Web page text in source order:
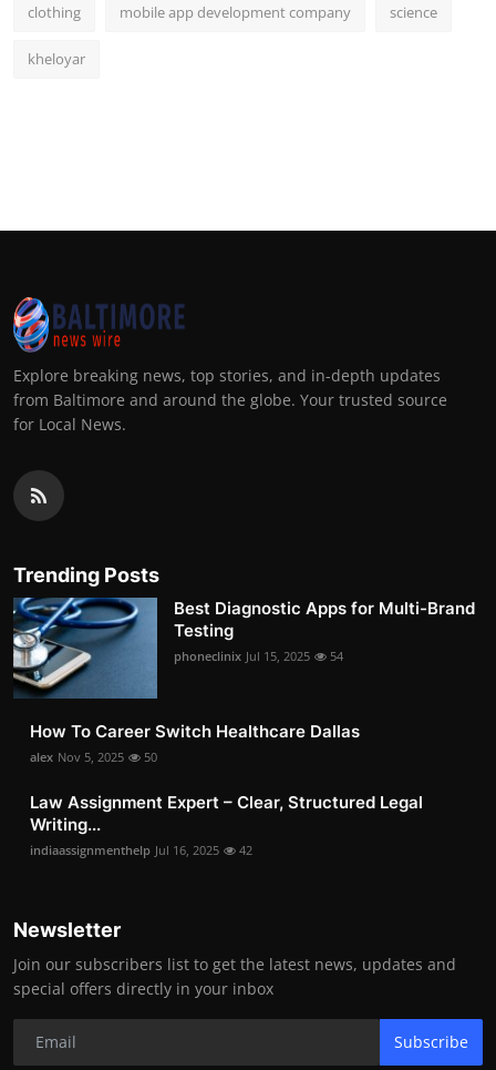
clothing mobile app development company science
kheloyar
Explore breaking news, top stories, and in-depth updates
from Baltimore and around the globe. Your trusted source
for Local News.
Trending Posts
Best Diagnostic Apps for Multi-Brand
Testing
phoneclinix Jul 15, 2025 54
How To Career Switch Healthcare Dallas
alex Nov 5, 2025 50
Law Assignment Expert – Clear, Structured Legal
Writing...
indiaassignmenthelp Jul 16, 2025 42
Newsletter
Join our subscribers list to get the latest news, updates and
special offers directly in your inbox
Subscribe